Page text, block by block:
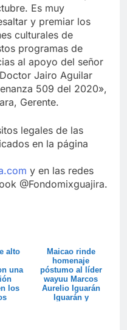
Es muy
y premiar los
culturales de
programas de
al apoyo del señor
Jairo Aguilar
509 del 2020»,
Gerente.
legales de las
en la página
y en las redes
@Fondomixguajira.
alto
una
los
Maicao rinde
homenaje
póstumo al líder
wayuu Marcos
Aurelio Iguarán
Iguarán y